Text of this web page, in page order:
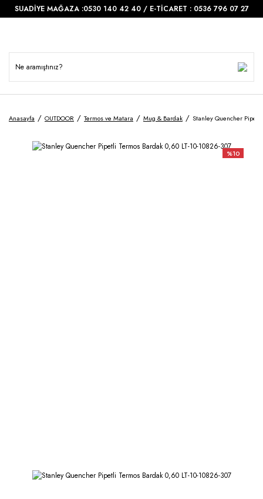
SUADİYE MAĞAZA :0530 140 42 40 / E-TİCARET : 0536 796 07 27
Anasayfa OUTDOOR Termos ve Matara Mug & Bardak Stanley Quencher Pipetli
%10